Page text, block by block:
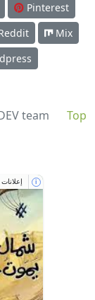
Pinterest
Mix
Top
team
i